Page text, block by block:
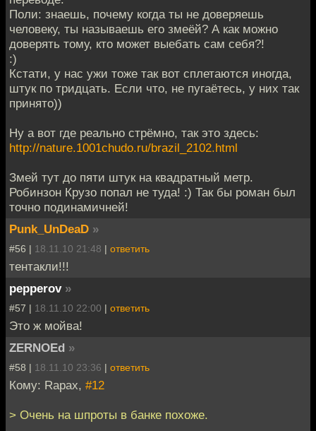
Поли: знаешь, почему когда ты не доверяешь
человеку, ты называешь его змеёй? А как можно
доверять тому, кто может выебать сам себя?!
:)
Кстати, у нас ужи тоже так вот сплетаются иногда,
штук по тридцать. Если что, не пугаётесь, у них так
принято))
Ну а вот где реально стрёмно, так это здесь:
http://nature.1001chudo.ru/brazil_2102.html
Змей тут до пяти штук на квадратный метр.
Робинзон Крузо попал не туда! :) Так бы роман был
точно подинамичней!
Punk_UnDeaD »
#56 | 18.11.10 21:48 | ответить
тентакли!!!
pepperov »
#57 | 18.11.10 22:00 | ответить
Это ж мойва!
ZERNOEd »
#58 | 18.11.10 23:36 | ответить
Кому: Rapax, #12
> Очень на шпроты в банке похоже.